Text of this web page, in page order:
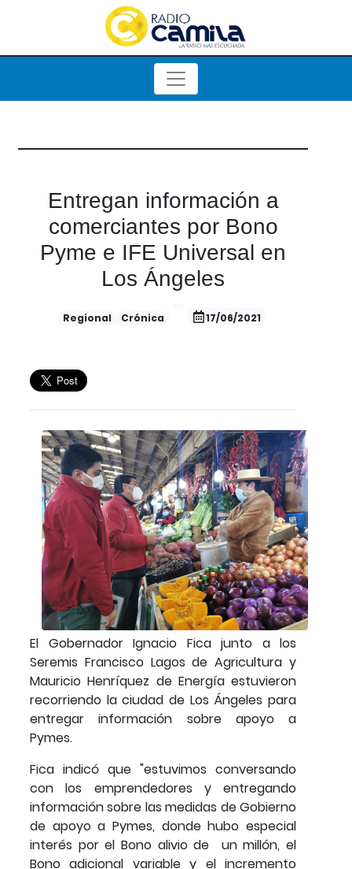
Entregan información a
comerciantes por Bono
Pyme e IFE Universal en
Los Ángeles
Regional Crónica 17/06/2021
El Gobernador Ignacio Fica junto a los
Seremis Francisco Lagos de Agricultura y
Mauricio Henríquez de Energía estuvieron
recorriendo la ciudad de Los Ángeles para
entregar información sobre apoyo a
Pymes.
Fica indicó que "estuvimos conversando
con los emprendedores y entregando
información sobre las medidas de Gobierno
de apoyo a Pymes, donde hubo especial
interés por el Bono alivio de un millón, el
Bono adicional variable y el incremento